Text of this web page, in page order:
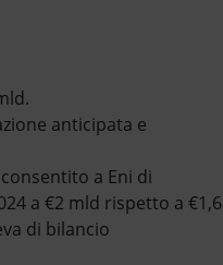
anticipata e
a Eni di
a €2 mld rispetto a €1,6
di bilancio